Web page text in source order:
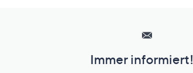
Unternehmensinformationen
Immer informiert!